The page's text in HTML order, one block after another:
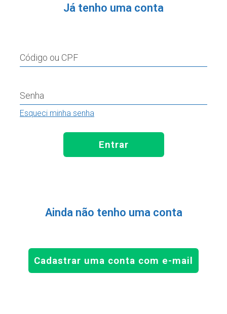
Já tenho uma conta
Código ou CPF
Senha
Esqueci minha senha
Entrar
Ainda não tenho uma conta
Cadastrar uma conta com e-mail